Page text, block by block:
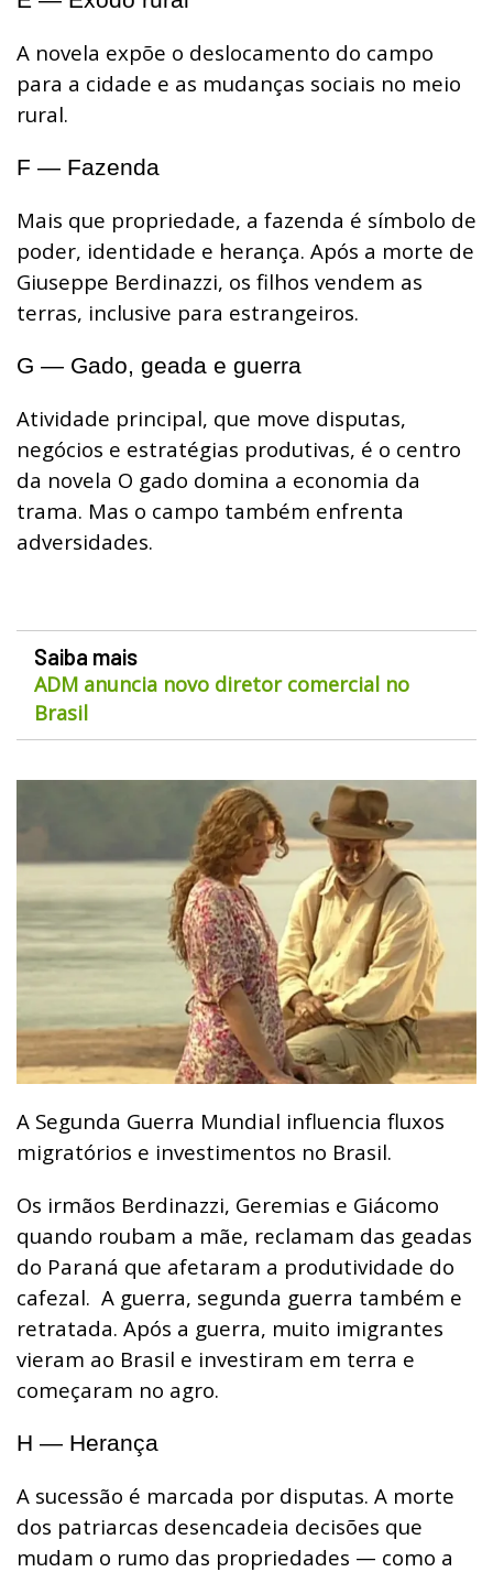
A novela expõe o deslocamento do campo
para a cidade e as mudanças sociais no meio
rural.
F — Fazenda
Mais que propriedade, a fazenda é símbolo de
poder, identidade e herança. Após a morte de
Giuseppe Berdinazzi, os filhos vendem as
terras, inclusive para estrangeiros.
G — Gado, geada e guerra
Atividade principal, que move disputas,
negócios e estratégias produtivas, é o centro
da novela O gado domina a economia da
trama. Mas o campo também enfrenta
adversidades.
Saiba mais
ADM anuncia novo diretor comercial no
Brasil
A Segunda Guerra Mundial influencia fluxos
migratórios e investimentos no Brasil.
Os irmãos Berdinazzi, Geremias e Giácomo
quando roubam a mãe, reclamam das geadas
do Paraná que afetaram a produtividade do
cafezal. A guerra, segunda guerra também e
retratada. Após a guerra, muito imigrantes
vieram ao Brasil e investiram em terra e
começaram no agro.
H — Herança
A sucessão é marcada por disputas. A morte
dos patriarcas desencadeia decisões que
mudam o rumo das propriedades — como a